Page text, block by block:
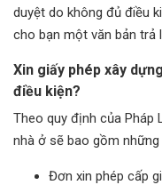
duyệt do không đủ điều
cho bạn một văn bản trả
Xin giấy phép xây
điều kiện?
Theo quy định của Pháp
nhà ở sẽ bao gồm những
Đơn xin phép cấp